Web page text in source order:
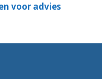
voor advies